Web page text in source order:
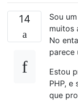
14
Sou
muitos
No
parece
Estou
PHP, e
que